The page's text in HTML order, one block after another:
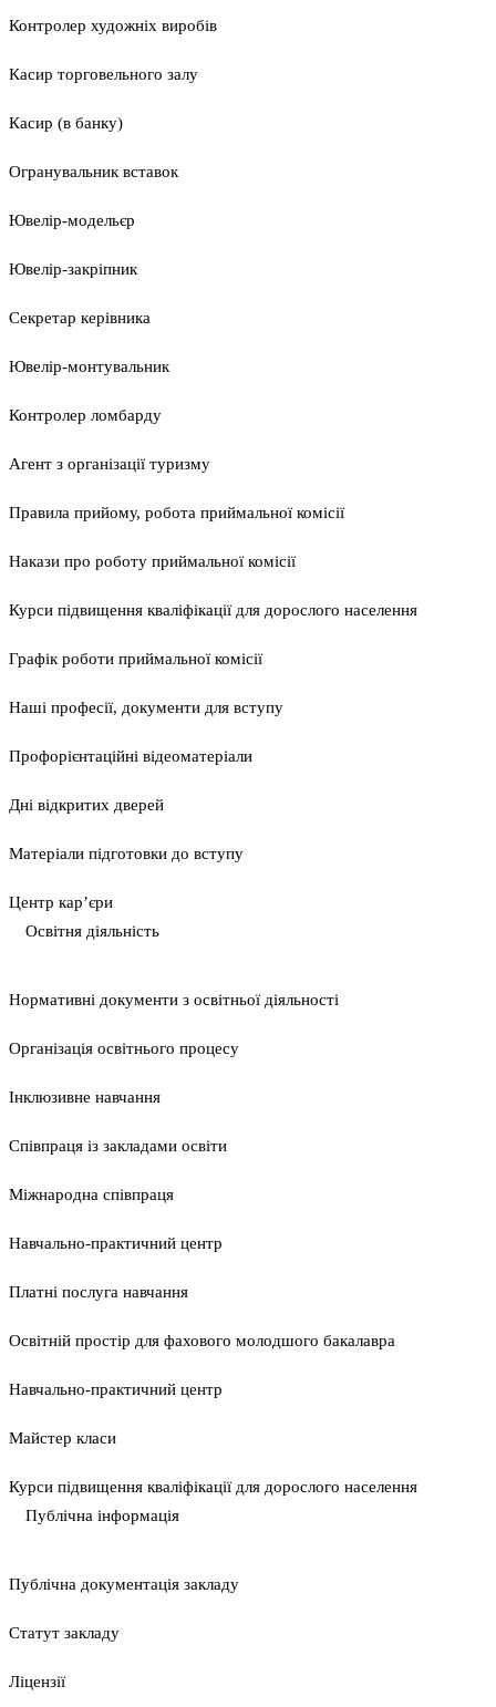
Контролер художніх виробів
Касир торговельного залу
Касир (в банку)
Огранувальник вставок
Ювелір-модельєр
Ювелір-закріпник
Секретар керівника
Ювелір-монтувальник
Контролер ломбарду
Агент з організації туризму
Правила прийому, робота приймальної комісії
Накази про роботу приймальної комісії
Курси підвищення кваліфікації для дорослого населення
Графік роботи приймальної комісії
Наші професії, документи для вступу
Профорієнтаційні відеоматеріали
Дні відкритих дверей
Матеріали підготовки до вступу
Центр кар’єри
Освітня діяльність
Нормативні документи з освітньої діяльності
Організація освітнього процесу
Інклюзивне навчання
Співпраця із закладами освіти
Міжнародна співпраця
Навчально-практичний центр
Платні послуга навчання
Освітній простір для фахового молодшого бакалавра
Навчально-практичний центр
Майстер класи
Курси підвищення кваліфікації для дорослого населення
Публічна інформація
Публічна документація закладу
Статут закладу
Ліцензії